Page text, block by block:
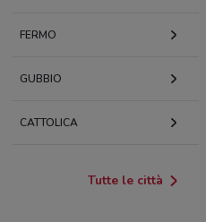
FERMO
GUBBIO
CATTOLICA
Tutte le città